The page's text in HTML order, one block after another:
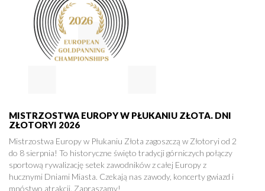
MISTRZOSTWA EUROPY W PŁUKANIU ZŁOTA. DNI
ZŁOTORYI 2026
Mistrzostwa Europy w Płukaniu Złota zagoszczą w Złotoryi od 2
do 8 sierpnia! To historyczne święto tradycji górniczych połączy
sportową rywalizację setek zawodników z całej Europy z
hucznymi Dniami Miasta. Czekają nas zawody, koncerty gwiazd i
mnóstwo atrakcji. Zapraszamy!